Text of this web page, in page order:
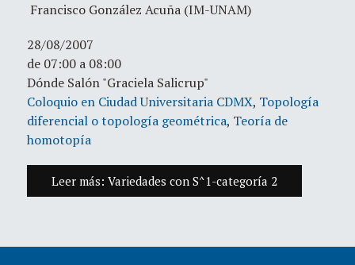
Francisco González Acuña (IM-UNAM)
28/08/2007
de 07:00 a 08:00
Dónde Salón "Graciela Salicrup"
Coloquio en Ciudad Universitaria CDMX, Topología
diferencial o topología geométrica, Teoría de
homotopía
Leer más: Variedades con S^1-categoría 2